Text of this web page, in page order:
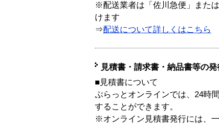
※配送業者は「佐川急便」また
けます
⇒配送について詳しくはこちら
見積書・請求書・納品書等の
■見積書について
ぷらっとオンラインでは、24時
することができます。
※オンライン見積書発行には、